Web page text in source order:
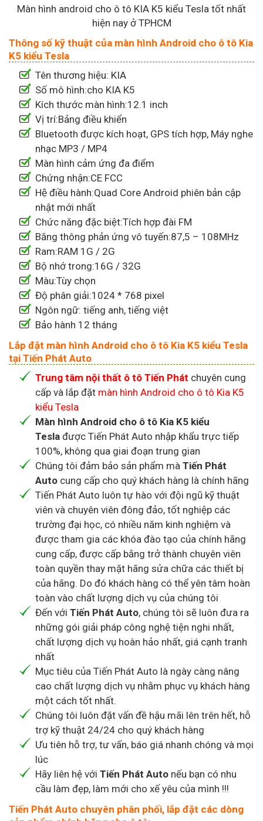
Màn hình android cho ô tô KIA K5 kiểu Tesla tốt nhất
hiện nay ở TPHCM
Thông số kỹ thuật của màn hình Android cho ô tô Kia
K5 kiểu Tesla
Tên thương hiệu: KIA
Số mô hình:cho KIA K5
Kích thước màn hình:12.1 inch
Vị trí:Bảng điều khiển
Bluetooth được kích hoạt, GPS tích hợp, Máy nghe
nhạc MP3 / MP4
Màn hình cảm ứng đa điểm
Chứng nhận:CE FCC
Hệ điều hành:Quad Core Android phiên bản cập
nhật mới nhất
Chức năng đặc biệt:Tích hợp đài FM
Băng thông phản ứng vô tuyến:87,5 – 108MHz
Ram:RAM 1G / 2G
Bộ nhớ trong:16G / 32G
Màu:Tùy chọn
Độ phân giải:1024 * 768 pixel
Ngôn ngữ: tiếng anh, tiếng việt
Bảo hành 12 tháng
Lắp đặt màn hình Android cho ô tô Kia K5 kiểu Tesla
tại Tiến Phát Auto
Trung tâm nội thất ô tô Tiến Phát chuyên cung
cấp và lắp đặt màn hình Android cho ô tô Kia K5
kiểu Tesla
Màn hình Android cho ô tô Kia K5 kiểu
Tesla được Tiến Phát Auto nhập khẩu trực tiếp
100%, không qua giai đoạn trung gian
Chúng tôi đảm bảo sản phẩm mà Tiến Phát
Auto cung cấp cho quý khách hàng là chính hãng
Tiến Phát Auto luôn tự hào với đội ngũ kỹ thuật
viên và chuyên viên đông đảo, tốt nghiệp các
trường đại học, có nhiều năm kinh nghiệm và
được tham gia các khóa đào tạo của chính hãng
cung cấp, được cấp bằng trở thành chuyên viên
toàn quyền thay mặt hãng sửa chữa các thiết bị
của hãng. Do đó khách hàng có thể yên tâm hoàn
toàn vào chất lượng dịch vụ của chúng tôi
Đến với Tiến Phát Auto, chúng tôi sẽ luôn đưa ra
những gói giải pháp công nghệ tiện nghi nhất,
chất lượng dịch vụ hoàn hảo nhất, giá cạnh tranh
nhất
Mục tiêu của Tiến Phát Auto là ngày càng nâng
cao chất lượng dịch vụ nhằm phục vụ khách hàng
một cách tốt nhất.
Chúng tôi luôn đặt vấn đề hậu mãi lên trên hết, hỗ
trợ kỹ thuật 24/24 cho quý khách hàng
Ưu tiên hỗ trợ, tư vấn, báo giá nhanh chóng và mọi
lúc
Hãy liên hệ với Tiến Phát Auto nếu bạn có nhu
cầu làm đẹp, làm mới cho xế yêu của mình !!!
Tiến Phát Auto chuyên phân phối, lắp đặt các dòng